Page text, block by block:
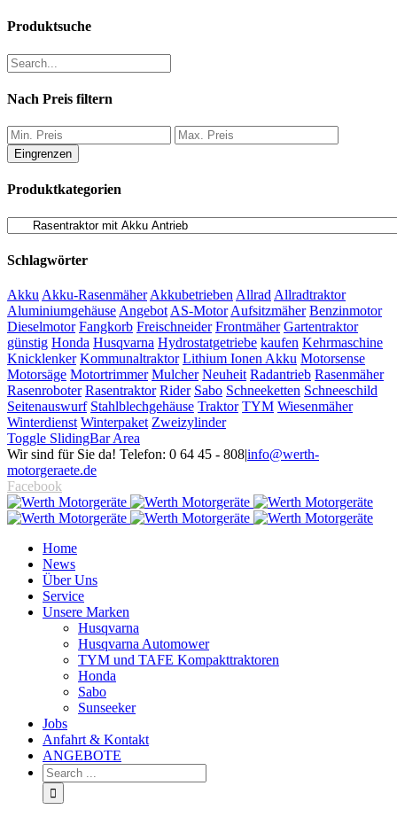
Produktsuche
Nach Preis filtern
Eingrenzen
Produktkategorien
Schlagwörter
Akku Akku-Rasenmäher Akkubetrieben Allrad Allradtraktor
Aluminiumgehäuse Angebot AS-Motor Aufsitzmäher Benzinmotor
Dieselmotor Fangkorb Freischneider Frontmäher Gartentraktor
günstig Honda Husqvarna Hydrostatgetriebe kaufen Kehrmaschine
Knicklenker Kommunaltraktor Lithium Ionen Akku Motorsense
Motorsäge Motortrimmer Mulcher Neuheit Radantrieb Rasenmäher
Rasenroboter Rasentraktor Rider Sabo Schneeketten Schneeschild
Seitenauswurf Stahlblechgehäuse Traktor TYM Wiesenmäher
Winterdienst Winterpaket Zweizylinder
Toggle SlidingBar Area
Wir sind für Sie da! Telefon: 0 64 45 - 808|info@werth-
motorgeraete.de
Facebook
Home
News
Über Uns
Service
Unsere Marken
Husqvarna
Husqvarna Automower
TYM und TAFE Kompakttraktoren
Honda
Sabo
Sunseeker
Jobs
Anfahrt & Kontakt
ANGEBOTE